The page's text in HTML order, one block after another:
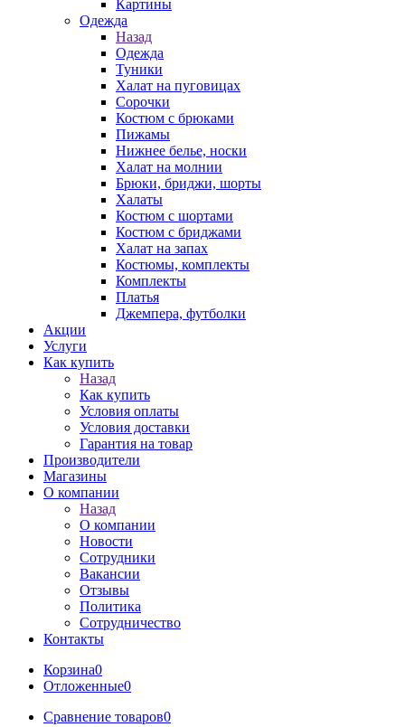
Картины
Одежда
Назад
Одежда
Туники
Халат на пуговицах
Сорочки
Костюм с брюками
Пижамы
Нижнее белье, носки
Халат на молнии
Брюки, бриджи, шорты
Халаты
Костюм с шортами
Костюм с бриджами
Халат на запах
Костюмы, комплекты
Комплекты
Платья
Джемпера, футболки
Акции
Услуги
Как купить
Назад
Как купить
Условия оплаты
Условия доставки
Гарантия на товар
Производители
Магазины
О компании
Назад
О компании
Новости
Сотрудники
Вакансии
Отзывы
Политика
Сотрудничество
Контакты
Корзина0
Отложенные0
Сравнение товаров0